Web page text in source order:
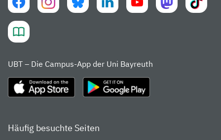
UBT – Die Campus-App der Uni Bayreuth
Häufig besuchte Seiten